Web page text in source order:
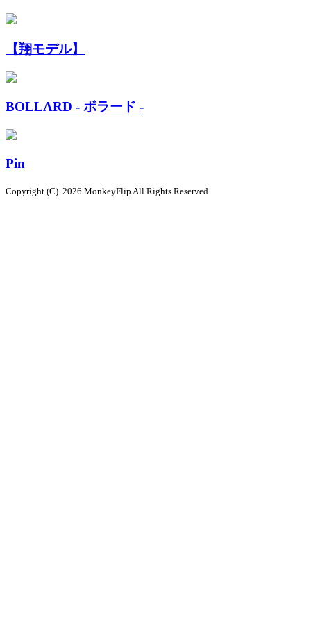
【翔モデル】
BOLLARD - ボラード -
Pin
Copyright (C). 2026 MonkeyFlip All Rights Reserved.